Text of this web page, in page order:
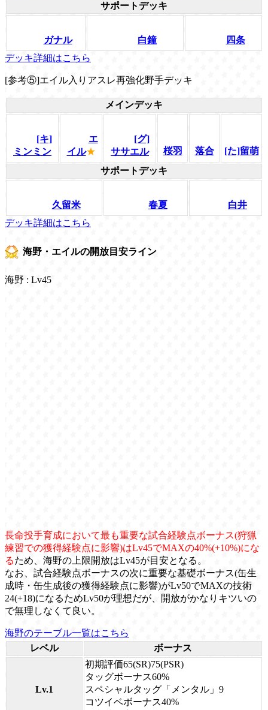
サポートデッキ
ガナル 白鐘
四条
デッキ詳細はこちら
[参考⑤]エイル入りアスレ再強化野手デッキ
メインデッキ
[キ]
ミンミン
エ
イル★
[グ]
ササエル
桜羽 落合
[た]留萌
サポートデッキ
久留米 春夏
白井
デッキ詳細はこちら
海野・エイルの開放目安ライン
海野 : Lv45
長命投手育成において最も重要な試合経験点ボーナス(狩猟
練習での獲得経験点に影響)はLv45でMAXの40%(+10%)にな
るため、海野の上限開放はLv45が目安となる。
なお、試合経験点ボーナスの次に重要な基礎ボーナス(缶生
成時・缶生成後の獲得経験点に影響)がLv50でMAXの技術
24(+18)になるためLv50が理想だが、開放がかなりキツいの
で無理しなくて良い。
海野のテーブル一覧はこちら
レベル
ボーナス
Lv.1
初期評価65(SR)75(PSR)
タッグボーナス60%
スペシャルタッグ「メンタル」9
コツイベボーナス40%